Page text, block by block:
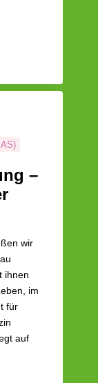
–
wir
ihnen
im
für
auf